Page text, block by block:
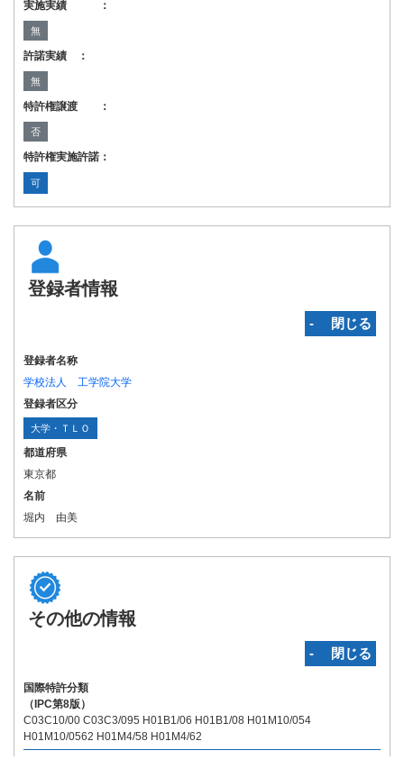
実施実績 ：
無
許諾実績 ：
無
特許権譲渡 ：
否
特許権実施許諾：
可
登録者情報
‐ 閉じる
登録者名称
学校法人 工学院大学
登録者区分
大学・ＴＬＯ
都道府県
東京都
名前
堀内 由美
その他の情報
‐ 閉じる
国際特許分類
（IPC第8版）
C03C10/00 C03C3/095 H01B1/06 H01B1/08 H01M10/054
H01M10/0562 H01M4/58 H01M4/62